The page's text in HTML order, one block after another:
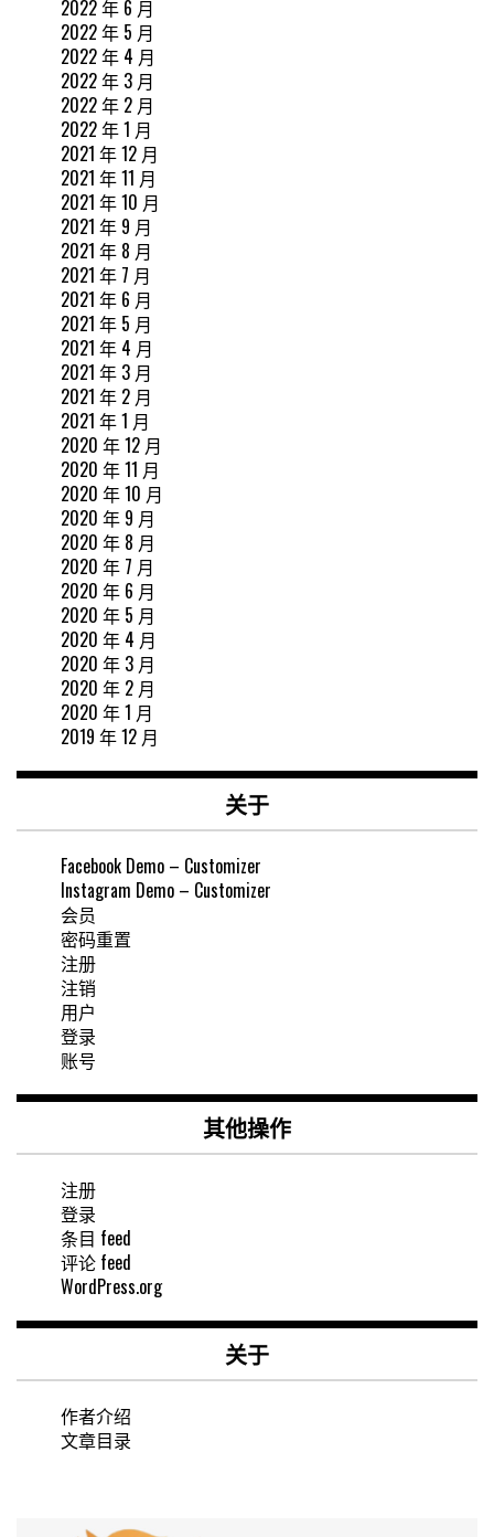
2022 年 6 月
2022 年 5 月
2022 年 4 月
2022 年 3 月
2022 年 2 月
2022 年 1 月
2021 年 12 月
2021 年 11 月
2021 年 10 月
2021 年 9 月
2021 年 8 月
2021 年 7 月
2021 年 6 月
2021 年 5 月
2021 年 4 月
2021 年 3 月
2021 年 2 月
2021 年 1 月
2020 年 12 月
2020 年 11 月
2020 年 10 月
2020 年 9 月
2020 年 8 月
2020 年 7 月
2020 年 6 月
2020 年 5 月
2020 年 4 月
2020 年 3 月
2020 年 2 月
2020 年 1 月
2019 年 12 月
关于
Facebook Demo – Customizer
Instagram Demo – Customizer
会员
密码重置
注册
注销
用户
登录
账号
其他操作
注册
登录
条目 feed
评论 feed
WordPress.org
关于
作者介绍
文章目录